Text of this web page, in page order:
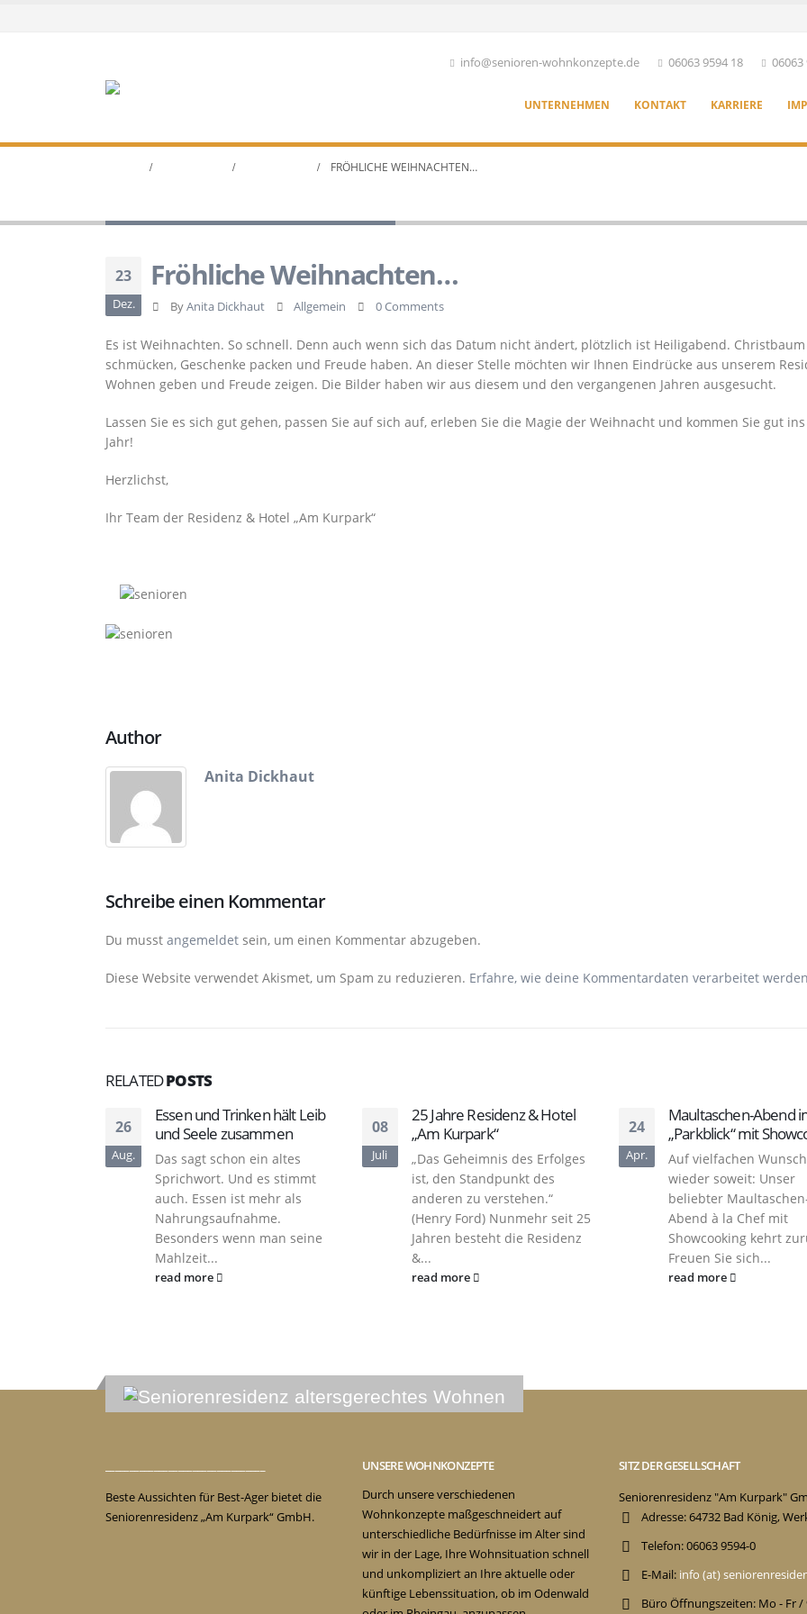
info@senioren-wohnkonzepte.de 06063 9594 18 06063
UNTERNEHMEN KONTAKT KARRIERE
FRÖHLICHE WEIHNACHTEN…
23
Dez.
Fröhliche Weihnachten…
By Anita Dickhaut Allgemein 0 Comments
Es ist Weihnachten. So schnell. Denn auch wenn sich das Datum nicht ändert, plötzlich ist Heiligabend. Christbaum
schmücken, Geschenke packen und Freude haben. An dieser Stelle möchten wir Ihnen Eindrücke aus unserem
Wohnen geben und Freude zeigen. Die Bilder haben wir aus diesem und den vergangenen Jahren ausgesucht.
Lassen Sie es sich gut gehen, passen Sie auf sich auf, erleben Sie die Magie der Weihnacht und kommen Sie gut
Jahr!
Herzlichst,
Ihr Team der Residenz & Hotel „Am Kurpark“
Author
Anita Dickhaut
Schreibe einen Kommentar
Du musst angemeldet sein, um einen Kommentar abzugeben.
Diese Website verwendet Akismet, um Spam zu reduzieren. Erfahre, wie deine Kommentardaten verarbeitet
RELATEDPOSTS
26
Aug.
Essen und Trinken hält Leib
und Seele zusammen
Das sagt schon ein altes
Sprichwort. Und es stimmt
auch. Essen ist mehr als
Nahrungsaufnahme.
Besonders wenn man seine
Mahlzeit...
read more
08
Juli
25 Jahre Residenz & Hotel
„Am Kurpark“
„Das Geheimnis des Erfolges
ist, den Standpunkt des
anderen zu verstehen.“
(Henry Ford) Nunmehr seit 25
Jahren besteht die Residenz
&...
read more
24
Apr.
Maultaschen-Abend
„Parkblick“ mit
Auf vielfachen
wieder soweit: Unser
beliebter
Abend à la Chef mit
Showcooking kehrt
Freuen Sie sich...
read more
Beste Aussichten für Best-Ager bietet die
Seniorenresidenz „Am Kurpark“ GmbH.
UNSERE WOHNKONZEPTE
Durch unsere verschiedenen
Wohnkonzepte maßgeschneidert auf
unterschiedliche Bedürfnisse im Alter sind
wir in der Lage, Ihre Wohnsituation schnell
und unkompliziert an Ihre aktuelle oder
künftige Lebenssituation, ob im Odenwald
SITZ DER GESELLSCHAFT
Seniorenresidenz "Am Kurpark"
Adresse:64732 Bad König,
Telefon:06063 9594-0
E-Mail: info (at)
Büro Öffnungszeiten: Mo - Fr /